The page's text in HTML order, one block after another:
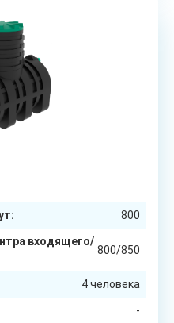
800
входящего/
800/850
4 человека
-